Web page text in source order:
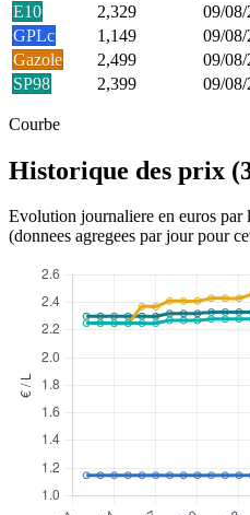
E10
2,329
09/08/
GPLc
1,149
09/08/
Gazole
2,499
09/08/
SP98
2,399 09/08/
Courbe
Historique des prix
Evolution journaliere en euros par
(donnees agregees par jour pour